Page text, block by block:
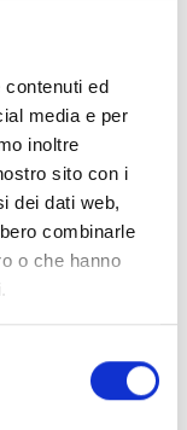
ed
media e per
inoltre
sito con i
dei dati web,
combinarle
o che hanno
de ma vie ».
un soutien
génératrice